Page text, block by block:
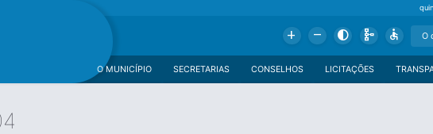
Add Remove Contrast Schema Accessible
LICITAÇÕES
CONSELHOS
SECRETARIAS
O MUNICÍPIO